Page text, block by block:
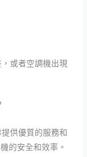
或者空調機出現
供優質的服務和
的安全和效率。